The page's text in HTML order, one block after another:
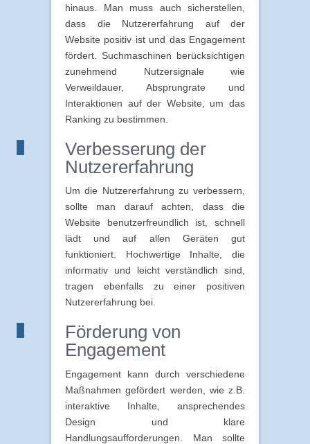
hinaus. Man muss auch sicherstellen,
dass die Nutzererfahrung auf der
Website positiv ist und das Engagement
fördert. Suchmaschinen berücksichtigen
zunehmend Nutzersignale wie
Verweildauer, Absprungrate und
Interaktionen auf der Website, um das
Ranking zu bestimmen.
Verbesserung der
Nutzererfahrung
Um die Nutzererfahrung zu verbessern,
sollte man darauf achten, dass die
Website benutzerfreundlich ist, schnell
lädt und auf allen Geräten gut
funktioniert. Hochwertige Inhalte, die
informativ und leicht verständlich sind,
tragen ebenfalls zu einer positiven
Nutzererfahrung bei.
Förderung von
Engagement
Engagement kann durch verschiedene
Maßnahmen gefördert werden, wie z.B.
interaktive Inhalte, ansprechendes
Design und klare
Handlungsaufforderungen. Man sollte